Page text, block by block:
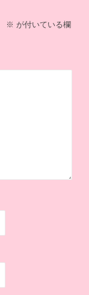
※ が付いている欄